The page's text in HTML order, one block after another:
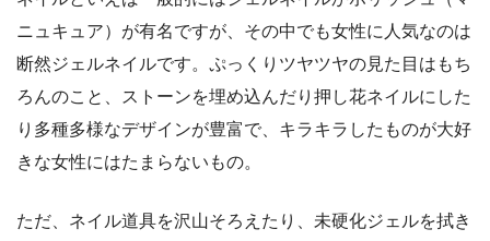
ニュキュア）が有名ですが、その中でも女性に人気なのは
断然ジェルネイルです。ぷっくりツヤツヤの見た目はもち
ろんのこと、ストーンを埋め込んだり押し花ネイルにした
り多種多様なデザインが豊富で、キラキラしたものが大好
きな女性にはたまらないもの。
ただ、ネイル道具を沢山そろえたり、未硬化ジェルを拭き